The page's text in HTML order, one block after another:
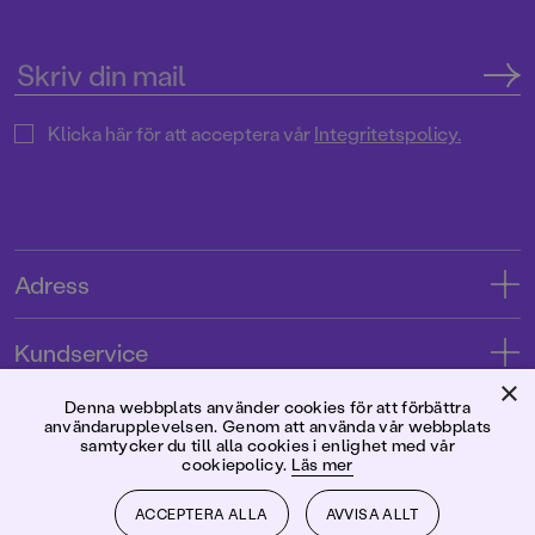
Klicka här för att acceptera vårIntegritetspolicy.
Adress
Tryckerigatan 4
Org.nr: 556045-7748
Kundservice
Kontakta oss
Kundservice
Användarvillkor intressenter
Förlaget
Jobba hos oss
×
Denna webbplats använder cookies för att förbättra
användarupplevelsen. Genom att använda vår webbplats
samtycker du till alla cookies i enlighet med vår
cookiepolicy. Läs mer
ACCEPTERA ALLA AVVISA ALLT